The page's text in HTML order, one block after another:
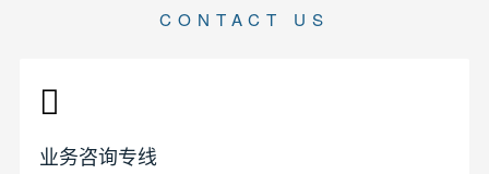
CONTACT US
业务咨询专线